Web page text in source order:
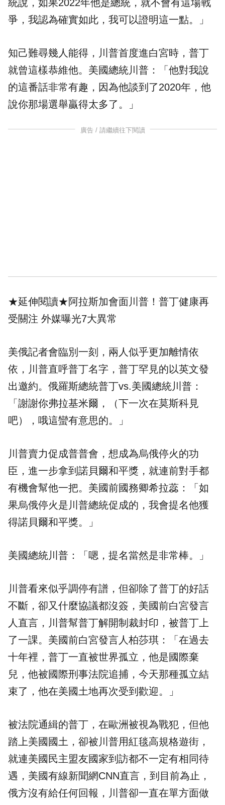
統說，如果2022年他是總統，就不會有這場戰
爭，我認為確實如此，我可以證明這一點。」
知己難尋幾人能得，川普首度進白宮時，普丁
就曾這樣恭維他。美國總統川普：「他對我說
的這番話非常有趣，因為他談到了2020年，他
說你那場選舉贏得太多了。」
廣告 / 請繼續往下閱讀
★延伸閱讀★阿拉斯加會面川普！普丁健康再
受關注 外媒曝光7大異常
美俄記者會臨別一刻，兩人似乎更加離情依
依，川普直呼普丁名字，普丁罕見的以英文發
出邀約。俄羅斯總統普丁vs.美國總統川普：
「謝謝你弗拉基米爾，（下一次在莫斯科見
吧），哦這蠻有意思的。」
川普賣力促成普普會，想成為烏俄停火的功
臣，進一步拿到諾貝爾和平獎，就連前對手都
有機會幫他一把。美國前國務卿希拉蕊：「如
果烏俄停火是川普總統促成的，我會提名他獲
得諾貝爾和平獎。」
美國總統川普：「嗯，提名當然是非常棒。」
川普看來似乎調停有譜，但卻除了普丁的好話
不斷，卻又什麼協議都沒簽，美國前白宮發言
人直言，川普幫普丁解開制裁封印，被普丁上
了一課。美國前白宮發言人柏莎琪：「在過去
十年裡，普丁一直被世界孤立，他是國際棄
兒，他被國際刑事法院追捕，今天那種孤立結
束了，他在美國土地再次受到歡迎。」
被法院通緝的普丁，在歐洲被視為戰犯，但他
踏上美國國土，卻被川普用紅毯高規格遊街，
就連美國民主盟友國家到訪都不一定有相同待
遇，美國有線新聞網CNN直言，到目前為止，
俄方沒有給任何回報，川普卻一直在單方面做